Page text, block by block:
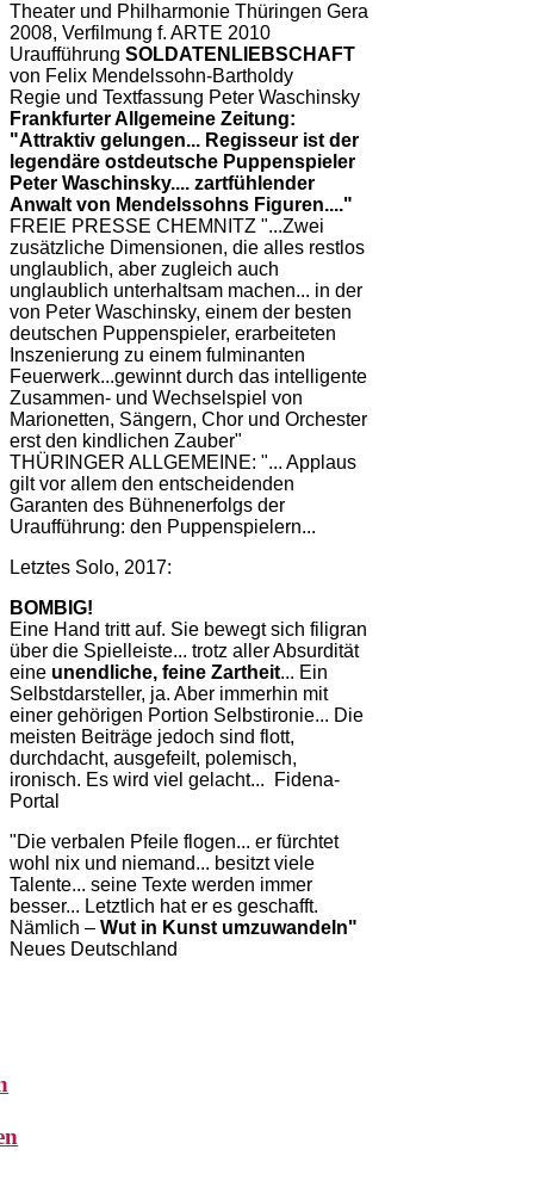
Theater und Philharmonie Thüringen Gera
2008, Verfilmung f. ARTE 2010
Uraufführung SOLDATENLIEBSCHAFT
von Felix Mendelssohn-Bartholdy
Regie und Textfassung Peter Waschinsky
Frankfurter Allgemeine Zeitung:
"Attraktiv gelungen... Regisseur ist der
legendäre ostdeutsche Puppenspieler
Peter Waschinsky.... zartfühlender
Anwalt von Mendelssohns Figuren...."
FREIE PRESSE CHEMNITZ "...Zwei
zusätzliche Dimensionen, die alles restlos
unglaublich, aber zugleich auch
unglaublich unterhaltsam machen... in der
von Peter Waschinsky, einem der besten
deutschen Puppenspieler, erarbeiteten
Inszenierung zu einem fulminanten
Feuerwerk...gewinnt durch das intelligente
Zusammen- und Wechselspiel von
Marionetten, Sängern, Chor und Orchester
erst den kindlichen Zauber"
THÜRINGER ALLGEMEINE: "... Applaus
gilt vor allem den entscheidenden
Garanten des Bühnenerfolgs der
Uraufführung: den Puppenspielern...
Letztes Solo, 2017:
BOMBIG!
Eine Hand tritt auf. Sie bewegt sich filigran
über die Spielleiste... trotz aller Absurdität
eine unendliche, feine Zartheit... Ein
Selbstdarsteller, ja. Aber immerhin mit
einer gehörigen Portion Selbstironie... Die
meisten Beiträge jedoch sind flott,
durchdacht, ausgefeilt, polemisch,
ironisch. Es wird viel gelacht... Fidena-
Portal
"Die verbalen Pfeile flogen... er fürchtet
wohl nix und niemand... besitzt viele
Talente... seine Texte werden immer
besser... Letztlich hat er es geschafft.
Nämlich – Wut in Kunst umzuwandeln"
Neues Deutschland